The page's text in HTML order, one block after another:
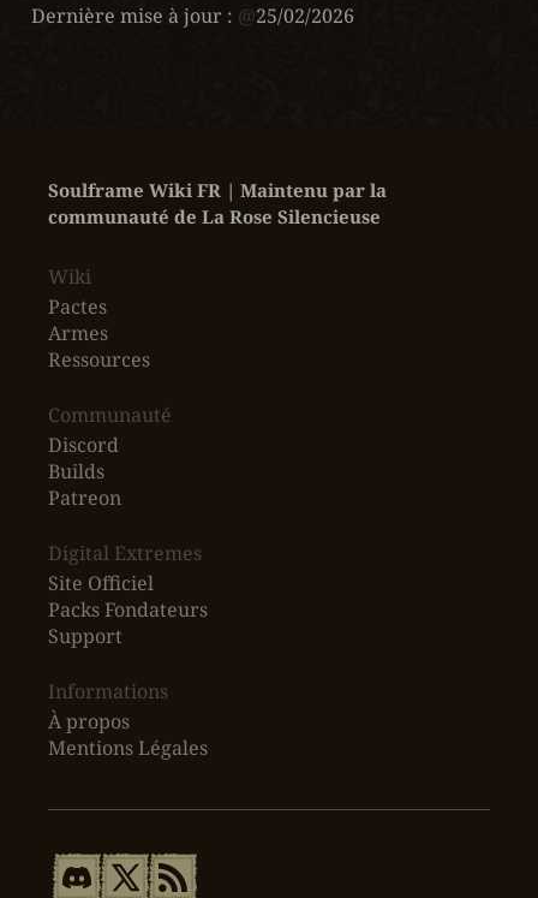
Dernière mise à jour : @25/02/2026
Soulframe Wiki FR | Maintenu par la
communauté de La Rose Silencieuse
Wiki
Pactes
Armes
Ressources
‎Communauté
Discord
Builds
Patreon
Digital Extremes
Site Officiel
Packs Fondateurs
Support
Informations
À propos
Mentions Légales